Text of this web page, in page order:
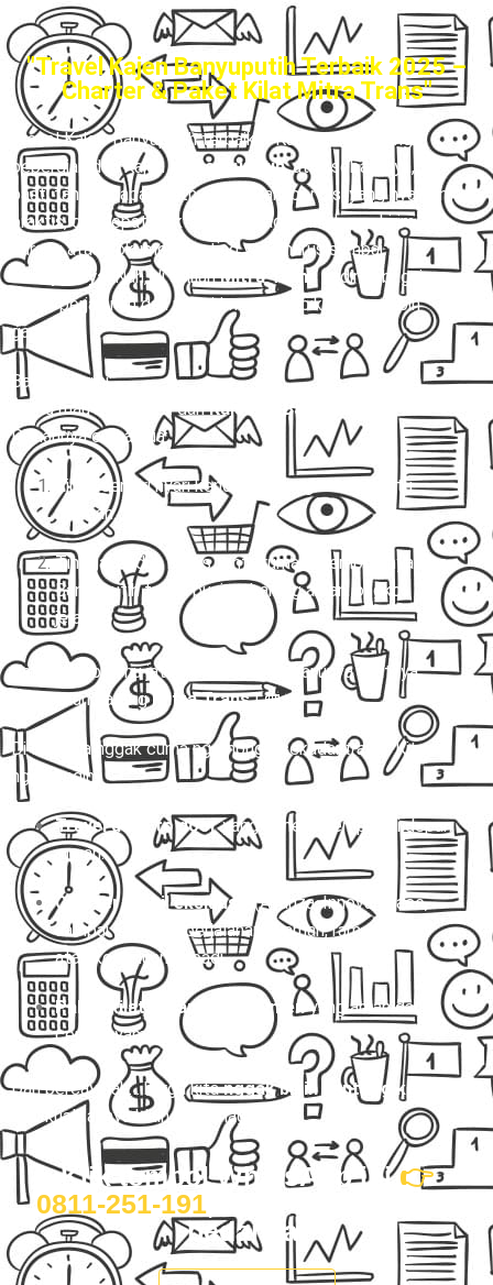
"Travel Kajen Banyuputih Terbaik 2025 –
Charter & Paket Kilat Mitra Trans"
Travel Kajen-Banyuputih terbaik
– Kalau kamu sering
bepergian dari Kajenke Banyuputih, atau sebaliknya,
pasti tahu betapa ribetnya cari transportasi yang nyaman,
praktis, dan tepat waktu. Belum lagi kalau harus kirim
barang atau dokumen penting yang harus sampai
secepatnya
. Nah, di sinilahMitra Transhadir sebagai
solusi perjalanan dan pengiriman yang bikin hidup lebih
gampang.
Bayangin gini:
Kamu mau berangkat dariKajen ke Banyuputih.
Pilihannya cuma dua:
Ribet sendiri nyari kendaraan yang belum tentu
nyaman.
Tinggal duduk manis, pintu rumah dijemput, nyampe
Banyuputih tanpa pusing, barang aman, ongkos
jelas.
Kalau jawabanmu jatuh ke opsi kedua, artinya saatnya
kamu jalan barengMitra Trans! 🚐✨
Di sini, kita nggak cuma ngomongin sekadar travel
. Kita
ngomongin:
Travel door to dooryang beneran jemput di depan
rumah.
Charter mobil eksklusif
(Avanza, Innova, Hiace,
sampai Elf) buat perjalanan nyaman, rame-rame,
atau keperluan pribadi.
Paket kilat barang & dokumenyang aman dan
cepat nyampe.
Dan percayalah… harga kitanggak bikin kantong kaget
tapi kualitasnya bikin kamu nagih.
Klik tombol WhatsApp ini👉
0811-251-191, dan rasain sendiri
bedanya.